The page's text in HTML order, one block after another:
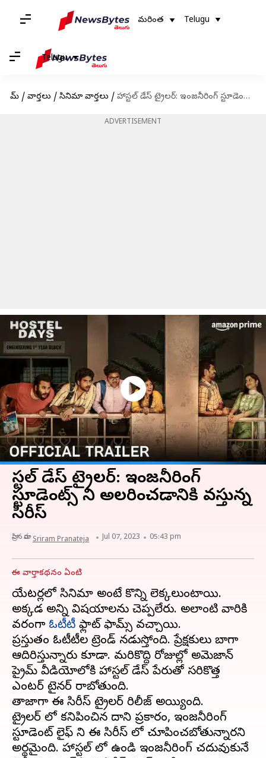
మరింత Telugu
Telugu
హోమ్ / వార్తలు / సినిమా వార్తలు / హాస్టల్ డేస్ ట్రైలర్: ఇంజనీరింగ్ స్టూడెంట్స్ ని అలరించడానికి వస్తున్న సిరీస్
ADVERTISEMENT
హాస్టల్ డేస్ ట్రైలర్: ఇంజనీరింగ్
స్టూడెంట్స్ ని అలరించడానికి వస్తున్న
సిరీస్
వ్రాసిన వారు Sriram Pranateja Jul 07, 2023 05:43 pm
ఈ వార్తాకథనం ఏంటి
థియేటర్లలో సినిమా అంటే కొన్ని లెక్కలుంటాయి.
అక్కడ అన్ని విషయాలను చెప్పలేరు. అలాంటి వారికి
వరంగా ఓటీటీ ఫ్లాట్ ఫామ్స్ వచ్చాయి.
ప్రస్తుతం ఓటీటీల ట్రెండ్ నడుస్తోంది. ప్రేక్షకులు బాగా
ఆదిరిస్తున్నారు కూడా. మరికొద్ది రోజుల్లో అమెజాన్
ప్రైమ్ వీడియోలోకి హాస్టల్ డేస్ పేరుతో సరికొత్త
ఎంటర్ టైనర్ రాబోతుంది.
తాజాగా ఈ సిరీస్ ట్రైలర్ రిలీజ్ అయ్యింది.
ట్రైలర్ లో కనిపించిన దాని ప్రకారం, ఇంజనీరింగ్
స్టూడెంట్ లైఫ్ ని ఈ సిరీస్ లో చూపించబోతున్నారని
అర్థమైంది. హాస్టల్ లో ఉండి ఇంజనీరింగ్ చదువుకునే